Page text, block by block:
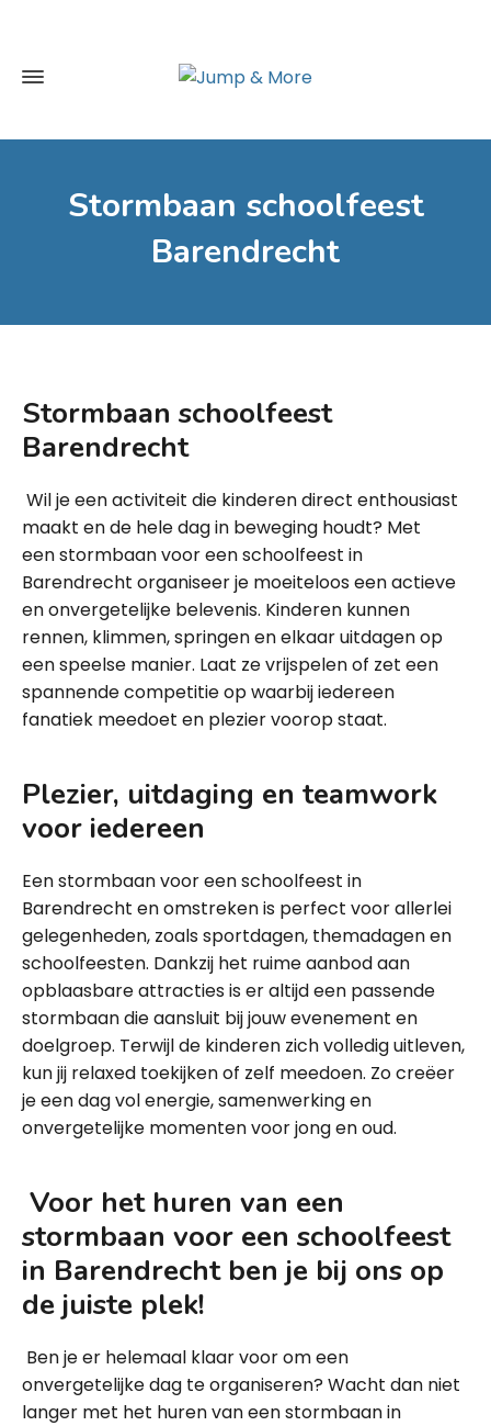
Stormbaan schoolfeest
Barendrecht
Stormbaan schoolfeest
Barendrecht
Wil je een activiteit die kinderen direct enthousiast
maakt en de hele dag in beweging houdt? Met
een stormbaan voor een schoolfeest in
Barendrecht organiseer je moeiteloos een actieve
en onvergetelijke belevenis. Kinderen kunnen
rennen, klimmen, springen en elkaar uitdagen op
een speelse manier. Laat ze vrijspelen of zet een
spannende competitie op waarbij iedereen
fanatiek meedoet en plezier voorop staat.
Plezier, uitdaging en teamwork
voor iedereen
Een stormbaan voor een schoolfeest in
Barendrecht en omstreken is perfect voor allerlei
gelegenheden, zoals sportdagen, themadagen en
schoolfeesten. Dankzij het ruime aanbod aan
opblaasbare attracties is er altijd een passende
stormbaan die aansluit bij jouw evenement en
doelgroep. Terwijl de kinderen zich volledig uitleven,
kun jij relaxed toekijken of zelf meedoen. Zo creëer
je een dag vol energie, samenwerking en
onvergetelijke momenten voor jong en oud.
Voor het huren van een
stormbaan voor een schoolfeest
in Barendrecht ben je bij ons op
de juiste plek!
Ben je er helemaal klaar voor om een
onvergetelijke dag te organiseren? Wacht dan niet
langer met het huren van een stormbaan in